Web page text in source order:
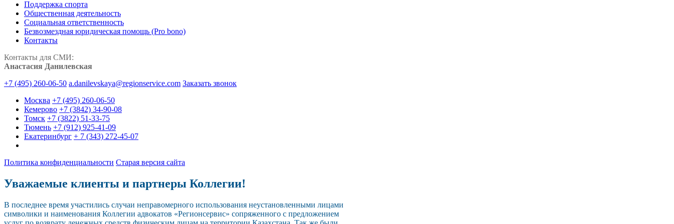
Поддержка спорта
Общественная деятельность
Социальная ответственность
Безвозмездная юридическая помощь (Pro bono)
Контакты
Контакты для СМИ:
Анастасия Данилевская
+7 (495) 260-06-50 a.danilevskaya@regionservice.com Заказать звонок
Москва +7 (495) 260-06-50
Кемерово +7 (3842) 34-90-08
Томск +7 (3822) 51-33-75
Тюмень +7 (912) 925-41-09
Екатеринбург + 7 (343) 272-45-07
Политика конфиденциальности Старая версия сайта
Уважаемые клиенты и партнеры Коллегии!
В последнее время участились случаи неправомерного использования неустановленными лицами
символики и наименования Коллегии адвокатов «Регионсервис» сопряженного с предложением